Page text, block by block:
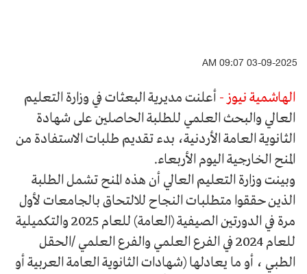
03-09-2025 09:07 AM
الهاشمية نيوز - أعلنت مديرية البعثات في وزارة التعليم
العالي والبحث العلمي للطلبة الحاصلين على شهادة
الثانوية العامة الأردنية، بدء تقديم طلبات الاستفادة من
المنح الخارجية اليوم الأربعاء.
وبينت وزارة التعليم العالي أن هذه المنح تشمل الطلبة
الذين حققوا متطلبات النجاح للالتحاق بالجامعات لأول
مرة في الدورتين الصيفية (العامة) للعام 2025 والتكميلية
للعام 2024 في الفرع العلمي والفرع العلمي /الحقل
الطبي ، أو ما يعادلها (شهادات الثانوية العامة العربية أو